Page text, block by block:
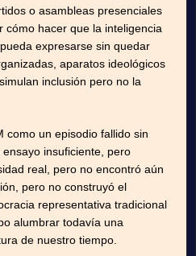
o asambleas presenciales
hacer que la inteligencia
expresarse sin quedar
aparatos ideológicos
inclusión pero no la
como un episodio fallido sin
insuficiente, pero
real, pero no encontró aún
pero no construyó el
representativa tradicional
alumbrar todavía una
de nuestro tiempo.